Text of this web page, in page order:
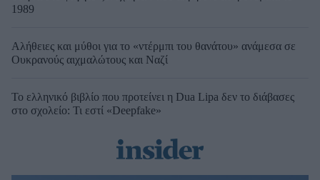
1989
Αλήθειες και μύθοι για το «ντέρμπι του θανάτου» ανάμεσα σε
Ουκρανούς αιχμαλώτους και Ναζί
Το ελληνικό βιβλίο που προτείνει η Dua Lipa δεν το διάβασες
στο σχολείο: Τι εστί «Deepfake»